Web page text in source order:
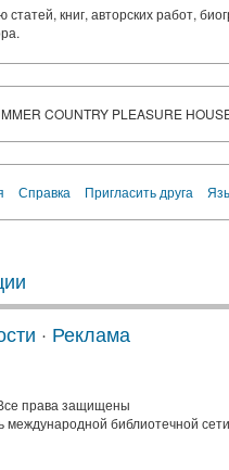
статей, книг, авторских работ,
COUNTRY PLEASURE
Справка Пригласить друга
· Реклама
права защищены
международной библиотечной